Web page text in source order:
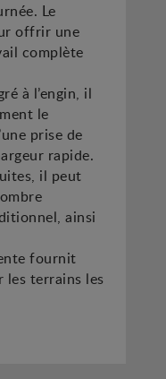
Le
offrir une
complète
à l’engin, il
le
prise de
rapide.
il peut
ainsi
fournit
les terrains les